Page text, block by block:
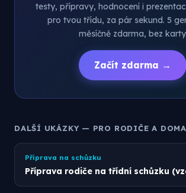
testy, přípravy, hodnocení i
pro tvou třídu, za pár sekund. 5
měsíčně zdarma, bez karty.
Začít zdarma →
DALŠÍ UKÁZKY — PRO RODIČE A DOMA
Příprava na schůzku
Příprava rodiče na třídní schůzku